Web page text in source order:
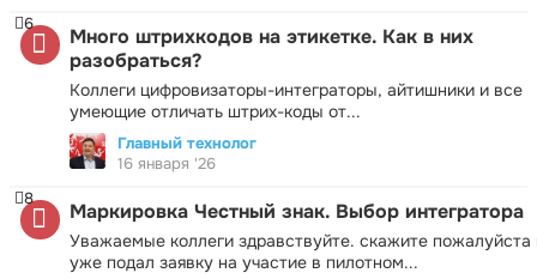
Много штрихкодов на этикетке. Как в них
разобраться?
Коллеги цифровизаторы-интеграторы, айтишники и все
умеющие отличать штрих-коды от...
6
Главный технолог
16 января '26
Маркировка Честный знак. Выбор интегратора
Уважаемые коллеги здравствуйте. скажите пожалуйста
уже подал заявку на участие в пилотном...
8